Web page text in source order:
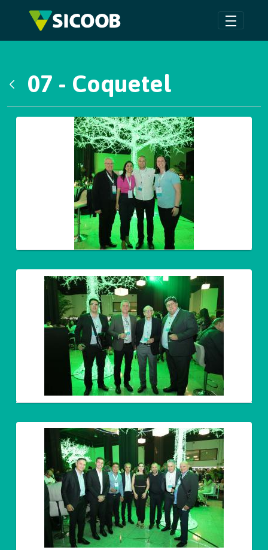
Pular para o Conteúdo principal
07 - Coquetel
Galeria de Mídias